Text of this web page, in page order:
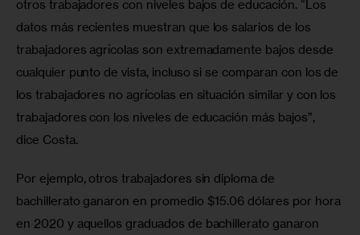
otros trabajadores con niveles bajos de educación. “Los
datos más recientes muestran que los salarios de los
trabajadores agrícolas son extremadamente bajos desde
cualquier punto de vista, incluso si se comparan con los de
los trabajadores no agrícolas en situación similar y con los
trabajadores con los niveles de educación más bajos”,
dice Costa.
Por ejemplo, otros trabajadores sin diploma de
bachillerato ganaron en promedio $15.06 dólares por hora
en 2020 y aquellos graduados de bachillerato ganaron